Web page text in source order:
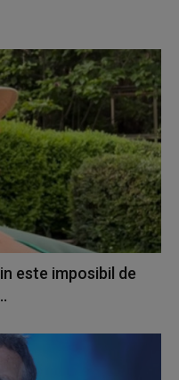
este imposibil de